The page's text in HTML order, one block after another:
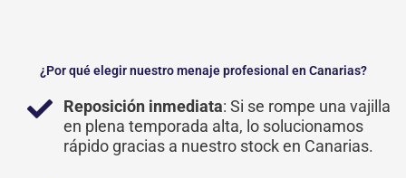
¿Por qué elegir nuestro menaje profesional en Canarias?
Reposición inmediata: Si se rompe una vajilla
en plena temporada alta, lo solucionamos
rápido gracias a nuestro stock en Canarias.